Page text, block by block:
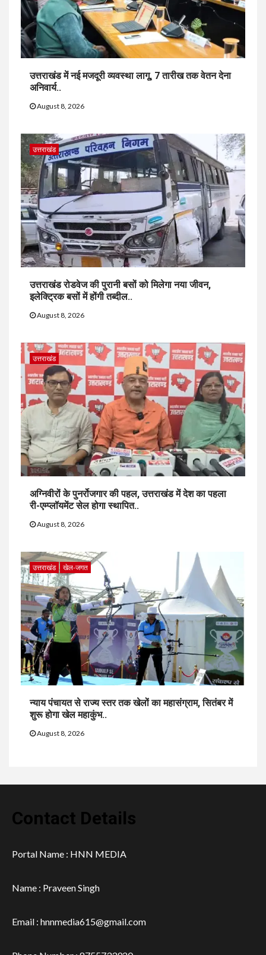
उत्तराखंड में नई मजदूरी व्यवस्था लागू, 7 तारीख तक वेतन देना
अनिवार्य..
August 8, 2026
उत्तराखंड
उत्तराखंड रोडवेज की पुरानी बसों को मिलेगा नया जीवन,
इलेक्ट्रिक बसों में होंगी तब्दील..
August 8, 2026
उत्तराखंड
अग्निवीरों के पुनर्रोजगार की पहल, उत्तराखंड में देश का पहला
री-एम्प्लॉयमेंट सेल होगा स्थापित..
August 8, 2026
उत्तराखंड खेल-जगत
न्याय पंचायत से राज्य स्तर तक खेलों का महासंग्राम, सितंबर में
शुरू होगा खेल महाकुंभ..
August 8, 2026
Contact Details
Portal Name : HNN MEDIA
Name : Praveen Singh
Email : hnnmedia615@gmail.com